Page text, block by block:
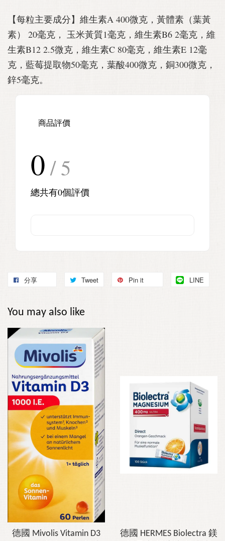
【每粒主要成分】維生素A 400微克，黃體素（葉黃
素） 20毫克， 玉米黃質1毫克，維生素B6 2毫克，維
生素B12 2.5微克，維生素C 80毫克，維生素E 12毫
克，藍莓提取物50毫克，葉酸400微克，銅300微克，
鋅5毫克。
商品評價
0 / 5
總共有0個評價
分享 Tweet Pin it LINE
You may also like
德國 Mivolis Vitamin D3
德國 HERMES Biolectra 鎂